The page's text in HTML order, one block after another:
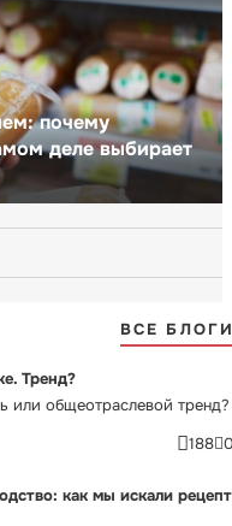
почему
деле выбирает
ВСЕ
Тренд?
или общеотраслевой тренд?
188
как мы искали рецепт